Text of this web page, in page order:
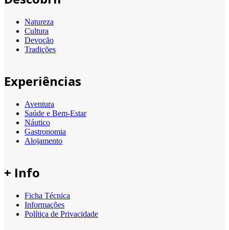
Natureza
Cultura
Devoção
Tradições
Experiências
Aventura
Saúde e Bem-Estar
Náutico
Gastronomia
Alojamento
+ Info
Ficha Técnica
Informações
Política de Privacidade